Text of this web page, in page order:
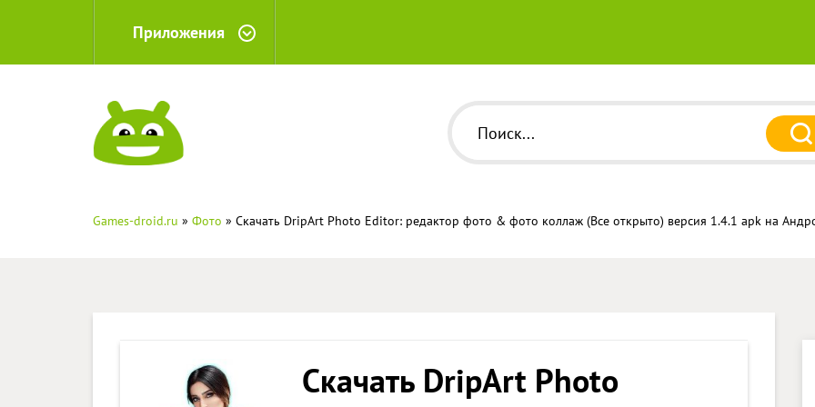
Приложения
Games-droid.ru » Фото » Скачать DripArt Photo Editor: редактор фото & фото коллаж (Все открыто) версия 1.4.1 apk на
Скачать DripArt Photo